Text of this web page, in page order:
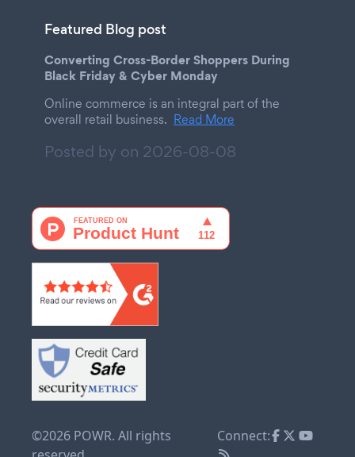
Featured Blog post
Converting Cross-Border Shoppers During
Black Friday & Cyber Monday
Online commerce is an integral part of the
overall retail business. Read More
Posted by on 2026-08-08
©2026 POWR. All rights
Connect: